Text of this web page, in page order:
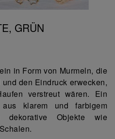
GRÜN
in Form von Murmeln, die
den Eindruck erwecken,
verstreut wären. Ein
aus klarem und farbigem
dekorative Objekte wie